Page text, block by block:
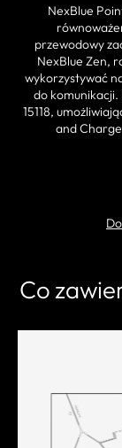
NexBlue
przewodowy
NexBlue Zen,
wykorzystywać
do
15118,
and
Co